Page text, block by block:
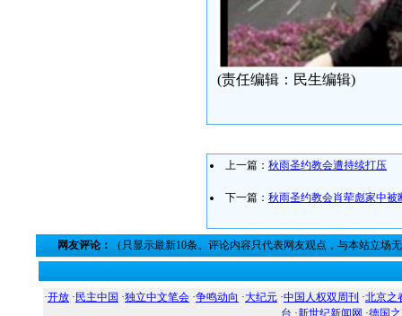
(责任编辑：民生编辑)
上一篇： 秋雨圣约教会遭持续打压
下一篇： 秋雨圣约教会肖荦彪家中被
网友评论： （只显示最新10条。评论内容只代表网友观点，与本站立场
·开放 · 民主中国 ·独立中文笔会 ·争鸣动向 ·大纪元 ·中国人权双周刊 ·北京之
台 ·新世纪新闻网 ·德国